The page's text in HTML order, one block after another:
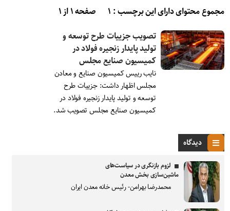
مجموع محتوای دارای این برچسب : ۱
صفحه ۱ از ۱
تصویب جزییات طرح توسعه و
تولید پایدار زنجیره فولاد در
کمیسیون صنایع مجلس
نایب رییس کمیسیون صنایع و معادن
مجلس اظهار داشت: جزییات طرح
توسعه و تولید پایدار زنجیره فولاد در
کمیسیون صنایع مجلس تصویب شد.
دیدگاه
لزوم بازنگری در سیاست‌های
ماشین‌سازی بخش معدن
محمدرضا بهرامن- رئیس خانه معدن ایران